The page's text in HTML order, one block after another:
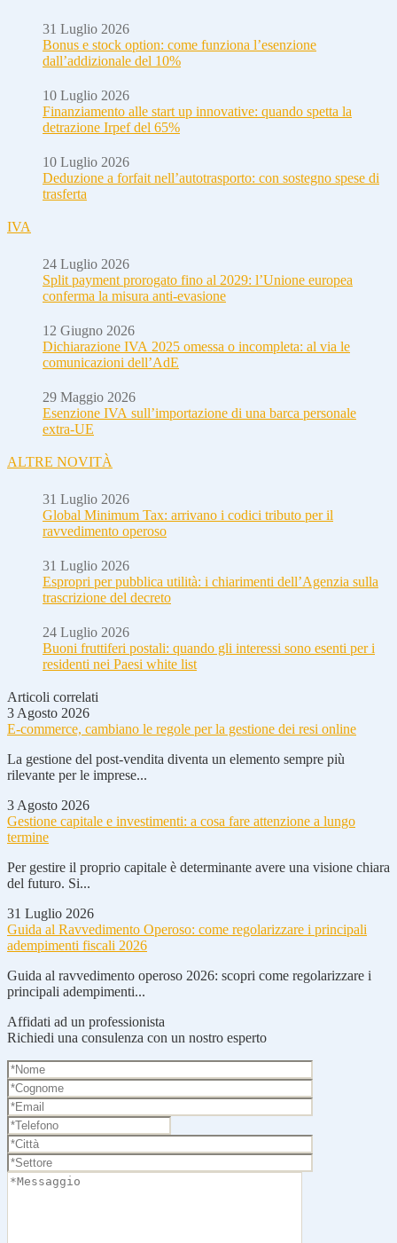
31 Luglio 2026
Bonus e stock option: come funziona l’esenzione
dall’addizionale del 10%
10 Luglio 2026
Finanziamento alle start up innovative: quando spetta la
detrazione Irpef del 65%
10 Luglio 2026
Deduzione a forfait nell’autotrasporto: con sostegno spese di
trasferta
IVA
24 Luglio 2026
Split payment prorogato fino al 2029: l’Unione europea
conferma la misura anti-evasione
12 Giugno 2026
Dichiarazione IVA 2025 omessa o incompleta: al via le
comunicazioni dell’AdE
29 Maggio 2026
Esenzione IVA sull’importazione di una barca personale
extra-UE
ALTRE NOVITÀ
31 Luglio 2026
Global Minimum Tax: arrivano i codici tributo per il
ravvedimento operoso
31 Luglio 2026
Espropri per pubblica utilità: i chiarimenti dell’Agenzia sulla
trascrizione del decreto
24 Luglio 2026
Buoni fruttiferi postali: quando gli interessi sono esenti per i
residenti nei Paesi white list
Articoli correlati
3 Agosto 2026
E-commerce, cambiano le regole per la gestione dei resi online
La gestione del post-vendita diventa un elemento sempre più
rilevante per le imprese...
3 Agosto 2026
Gestione capitale e investimenti: a cosa fare attenzione a lungo
termine
Per gestire il proprio capitale è determinante avere una visione chiara
del futuro. Si...
31 Luglio 2026
Guida al Ravvedimento Operoso: come regolarizzare i principali
adempimenti fiscali 2026
Guida al ravvedimento operoso 2026: scopri come regolarizzare i
principali adempimenti...
Affidati ad un professionista
Richiedi una consulenza con un nostro esperto